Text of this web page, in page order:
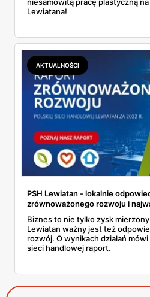
Lewiatana!
AKTUALNOŚCI
PSH Lewiatan - lokalnie
zrównoważonego rozwoju i
Biznes to nie tylko zysk mierzony
Lewiatan ważny jest też
rozwój. O wynikach działań
sieci handlowej raport.